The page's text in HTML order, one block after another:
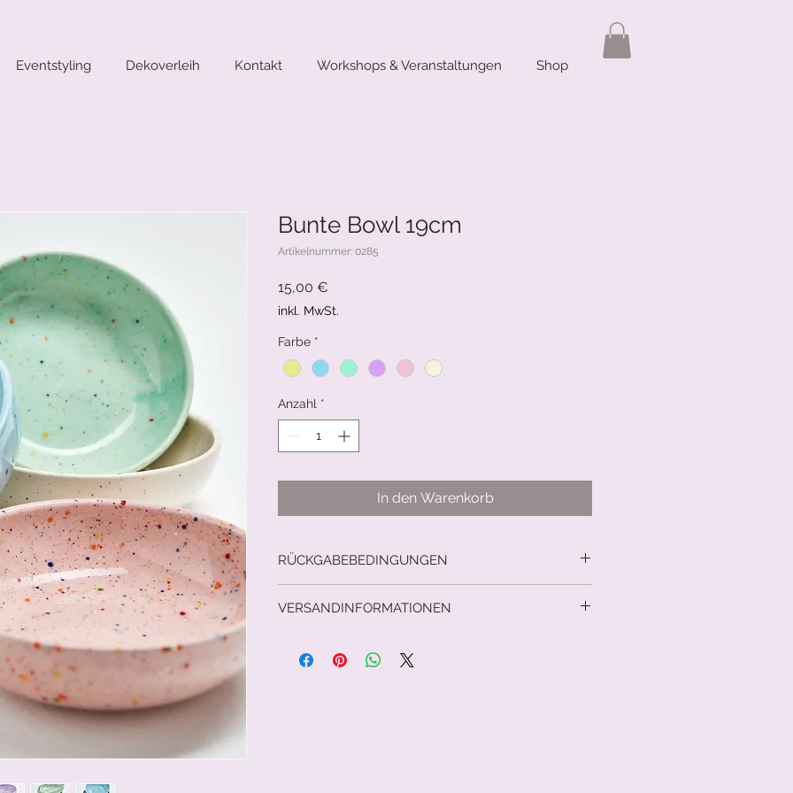
Eventstyling Dekoverleih Kontakt Workshops & Veranstaltungen Shop
Bunte Bowl 19cm
Artikelnummer: 0285
15,00 €
inkl. MwSt.
Farbe *
Anzahl *
In den Warenkorb
RÜCKGABEBEDINGUNGEN
VERSANDINFORMATIONEN